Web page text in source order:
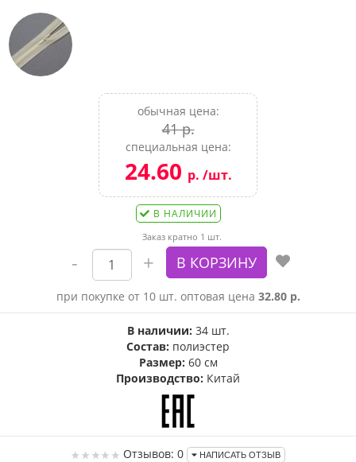
обычная цена:
41 р.
специальная цена:
24.60 р. /шт.
В НАЛИЧИИ
Заказ кратно 1 шт.
при покупке от 10 шт. оптовая цена 32.80 р.
В наличии: 34 шт.
Состав: полиэстер
Размер: 60 см
Производство: Китай
Отзывов: 0 НАПИСАТЬ ОТЗЫВ